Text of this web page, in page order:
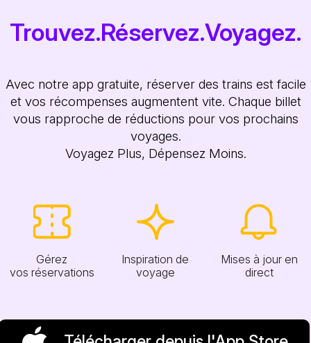
Trouvez.Réservez.Voyagez.
Avec notre app gratuite, réserver des trains est facile
et vos récompenses augmentent vite. Chaque billet
vous rapproche de réductions pour vos prochains
voyages.
Voyagez Plus, Dépensez Moins.
Gérez
vos réservations
Inspiration de
voyage
Mises à jour en
direct